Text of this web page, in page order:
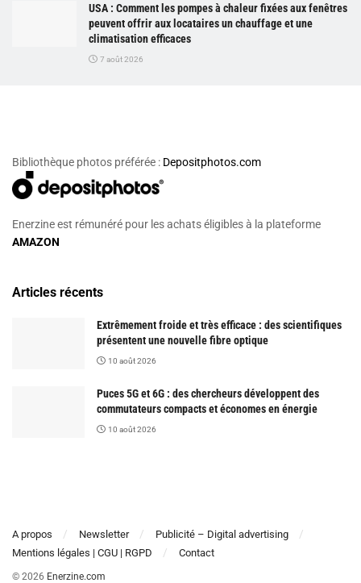
USA : Comment les pompes à chaleur fixées aux fenêtres
peuvent offrir aux locataires un chauffage et une
climatisation efficaces
7 août 2026
Bibliothèque photos préférée : Depositphotos.com
Enerzine est rémunéré pour les achats éligibles à la plateforme
AMAZON
Articles récents
Extrêmement froide et très efficace : des scientifiques
présentent une nouvelle fibre optique
10 août 2026
Puces 5G et 6G : des chercheurs développent des
commutateurs compacts et économes en énergie
10 août 2026
A propos Newsletter
Publicité – Digital advertising
Mentions légales | CGU | RGPD
Contact
© 2026 Enerzine.com